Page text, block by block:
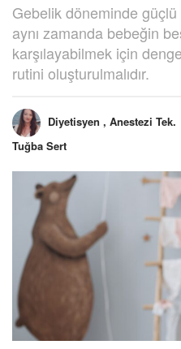
Gebelik döneminde güçlü
aynı zamanda bebeğin
karşılayabilmek için
rutini oluşturulmalıdır.
Diyetisyen , Anestezi Tek.
Tuğba Sert